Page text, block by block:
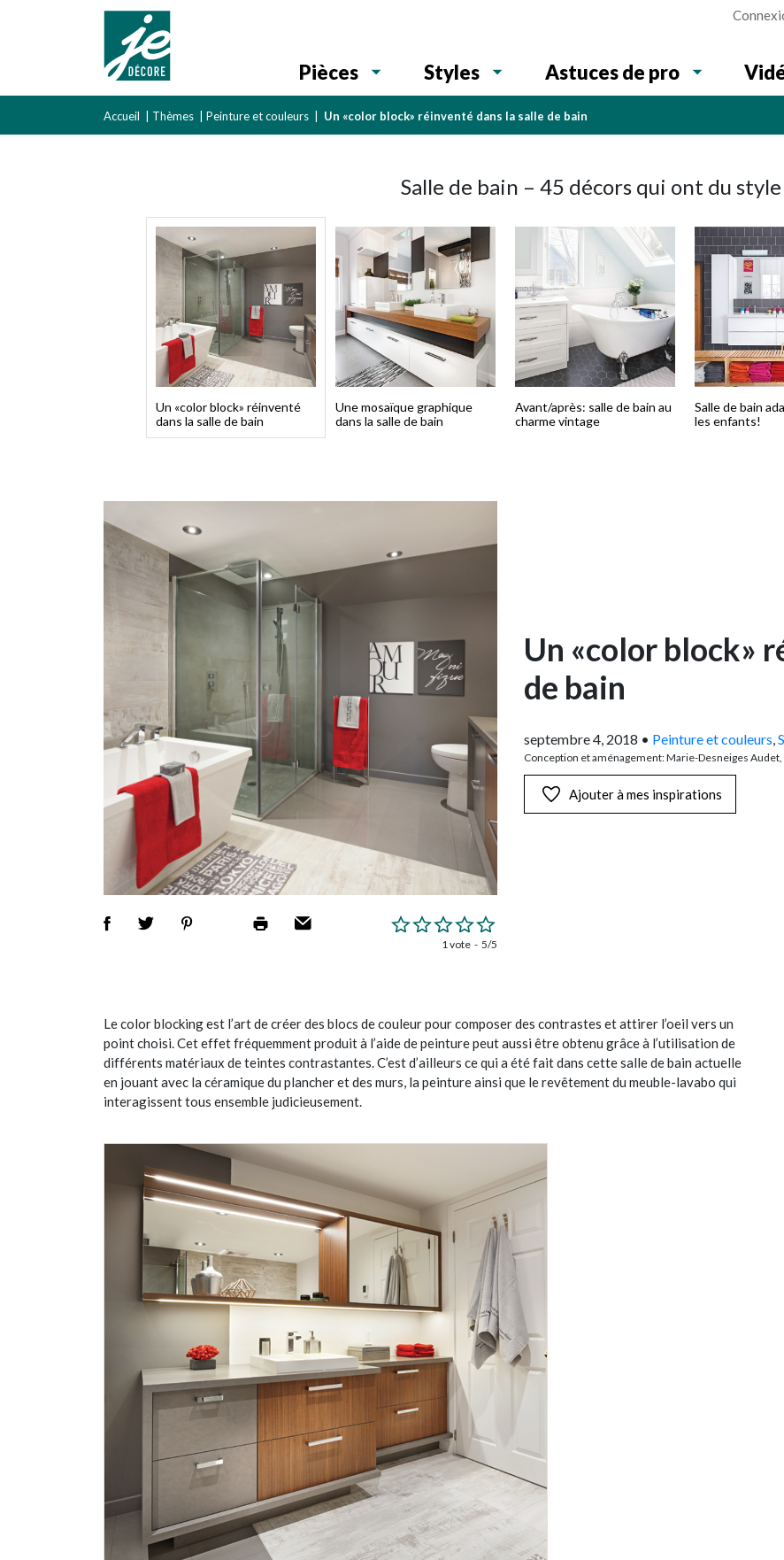
Pièces Styles Astuces de pro
Accueil Thèmes Peinture et couleurs Un «color block» réinventé dans la salle de bain
Salle de bain – 45 décors qui ont du
Un «color block» réinventé
dans la salle de bain
Une mosaïque graphique
dans la salle de bain
Avant/après: salle de bain au
charme vintage
Salle de bain
les enfants!
1 vote 5/5
Un «color block»
de bain
septembre 4, 2018 • Peinture et couleurs,
Conception et aménagement: Marie-Desneiges
Ajouter à mes inspirations
Le color blocking est l’art de créer des blocs de couleur pour composer des contrastes et attirer l’oeil vers un
point choisi. Cet effet fréquemment produit à l’aide de peinture peut aussi être obtenu grâce à l’utilisation de
différents matériaux de teintes contrastantes. C’est d’ailleurs ce qui a été fait dans cette salle de bain actuelle
en jouant avec la céramique du plancher et des murs, la peinture ainsi que le revêtement du meuble-lavabo qui
interagissent tous ensemble judicieusement.